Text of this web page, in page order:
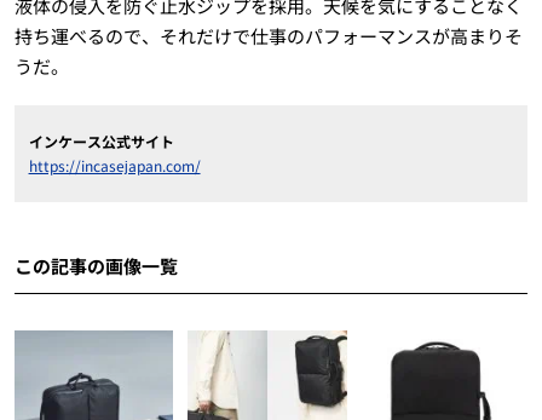
液体の侵入を防ぐ止水ジップを採用。天候を気にすることなく
持ち運べるので、それだけで仕事のパフォーマンスが高まりそ
うだ。
インケース公式サイト
https://incasejapan.com/
この記事の画像一覧